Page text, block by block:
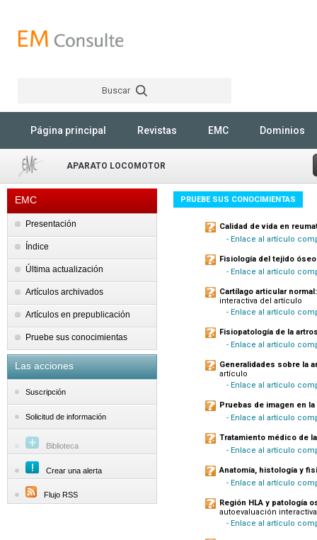
Buscar
Página principal Revistas EMC Dominios
APARATO LOCOMOTOR
EMC
Presentación
Índice
Última actualización
Artículos archivados
Artículos en prepublicación
Pruebe sus conocimientas
Las acciones
Suscripción
Solicitud de información
Biblioteca
Crear una alerta
Flujo RSS
PRUEBE SUS CONOCIMIENTAS
Calidad de vida en
- Enlace al artículo
Fisiología del tejido óseo
- Enlace al artículo
Cartílago articular
interactiva del artículo
- Enlace al artículo
Fisiopatología de la
- Enlace al artículo
Generalidades sobre la
artículo
- Enlace al artículo
Pruebas de imagen en
- Enlace al artículo
Tratamiento médico de
- Enlace al artículo
Anatomía, histología y
- Enlace al artículo
Región HLA y patología
autoevaluación
- Enlace al artículo